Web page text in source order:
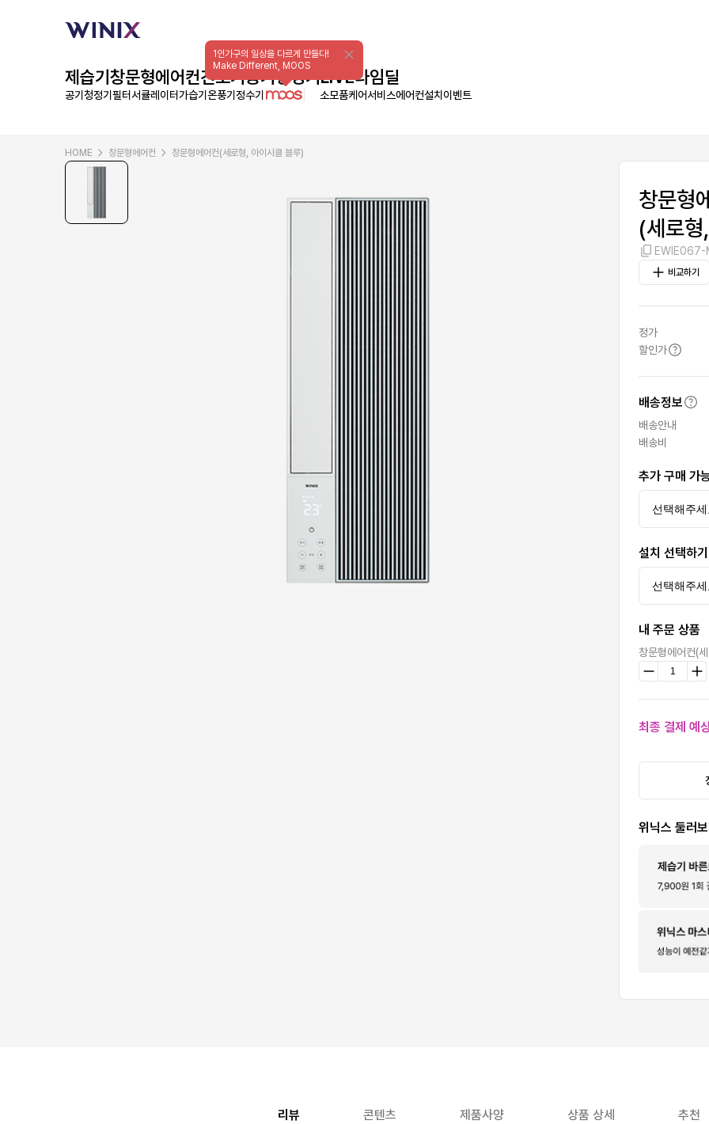
제습기창문형에어컨건조기공기청정기LIVE타임딜
공기청정기필터서큘레이터가습기 온풍기 정수기
1인가구의 일상을 다르게 만들다!
Make Different, MOOS
소모품케어서비스에어컨설치 이벤트
HOME 창문형에어컨 창문형에어컨(세로형, 아이시클 블루)
창문형
(세로
EWIE067-
비교하기
정가
할인가
배송정보
배송안내
배송비
추가 구매 가
설치 선택하기
내 주문 상품
창문형에어컨(
최종 결제 예
위닉스 둘러보
리뷰 콘텐츠 제품사양 상품 상세 추천